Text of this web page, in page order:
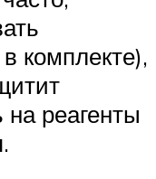
комплекте),
на реагенты